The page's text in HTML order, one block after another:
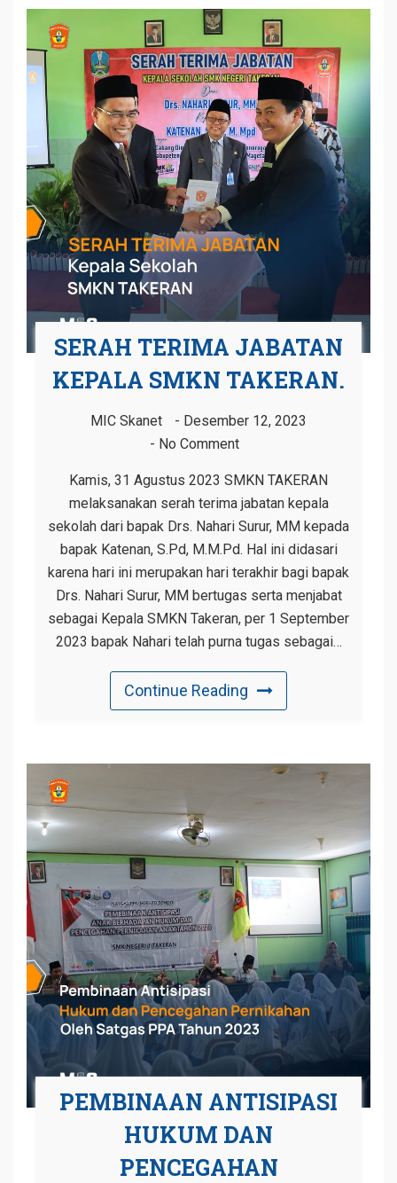
SERAH TERIMA JABATAN
KEPALA SMKN TAKERAN.
MIC Skanet
Desember 12, 2023
No Comment
Kamis, 31 Agustus 2023 SMKN TAKERAN
melaksanakan serah terima jabatan kepala
sekolah dari bapak Drs. Nahari Surur, MM kepada
bapak Katenan, S.Pd, M.M.Pd. Hal ini didasari
karena hari ini merupakan hari terakhir bagi bapak
Drs. Nahari Surur, MM bertugas serta menjabat
sebagai Kepala SMKN Takeran, per 1 September
2023 bapak Nahari telah purna tugas sebagai…
Continue Reading
PEMBINAAN ANTISIPASI
HUKUM DAN
PENCEGAHAN